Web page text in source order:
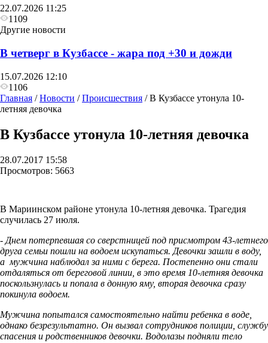
22.07.2026 11:25
1109
Другие новости
В четверг в Кузбассе - жара под +30 и дожди
15.07.2026 12:10
1106
Главная /Новости /Происшествия /В Кузбассе утонула 10-
летняя девочка
В Кузбассе утонула 10-летняя девочка
28.07.2017 15:58
Просмотров: 5663
В Мариинском районе утонула 10-летняя девочка. Трагедия
случилась 27 июля.
- Днем потерпевшая со сверстницей под присмотром 43-летнего
друга семьи пошли на водоем искупаться. Девочки зашли в воду,
а мужчина наблюдал за ними с берега. Постепенно они стали
отдаляться от береговой линии, в это время 10-летняя девочка
поскользнулась и попала в донную яму, вторая девочка сразу
покинула водоем.
Мужчина попытался самостоятельно найти ребенка в воде,
однако безрезультатно. Он вызвал сотрудников полиции, службу
спасения и родственников девочки. Водолазы подняли тело